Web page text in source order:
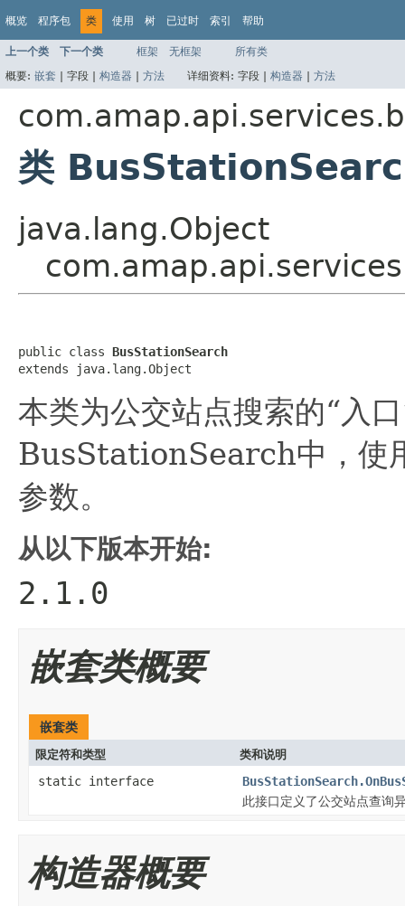
概览 程序包 类 使用 树 已过时 索引 帮助
上一个类 下一个类 框架 无框架
所有类
概要: 嵌套 | 字段 | 构造器 | 方法 详细资料: 字段 | 构造器 | 方法
类
java.lang.Object
public class BusStationSearch
extends java.lang.Object
本类为公交站点搜索的“入
BusStationSearch中，使
参数。
从以下版本开始:
2.1.0
嵌套类概要
嵌套类
限定符和类型 类和说明
static interface
此接口定义了公交站点查询
构造器概要